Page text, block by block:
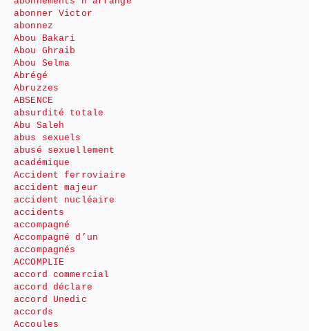
abonner Victor
abonnez
Abou Bakari
Abou Ghraib
Abou Selma
Abrégé
Abruzzes
ABSENCE
absurdité totale
Abu Saleh
abus sexuels
abusé sexuellement
académique
Accident ferroviaire
accident majeur
accident nucléaire
accidents
accompagné
Accompagné d’un
accompagnés
ACCOMPLIE
accord commercial
accord déclare
accord Unedic
accords
Accoules